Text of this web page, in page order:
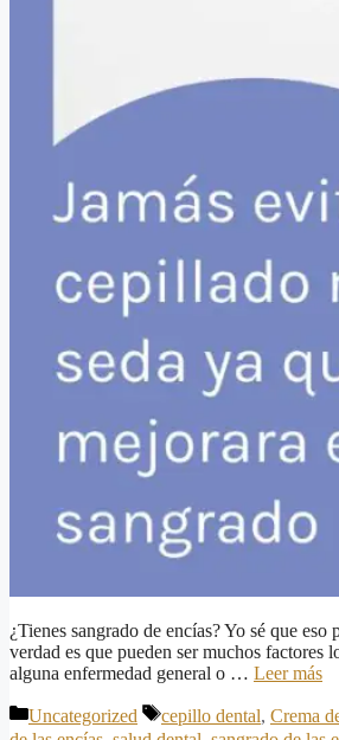
¿Tienes sangrado de encías? Yo sé que
verdad es que pueden ser muchos factores
alguna enfermedad general o … Leer más
Categorías
Uncategorized Etiquetas
cepillo dental, Crema